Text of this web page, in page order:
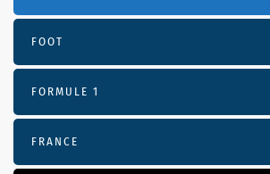
FOOT
FORMULE 1
FRANCE